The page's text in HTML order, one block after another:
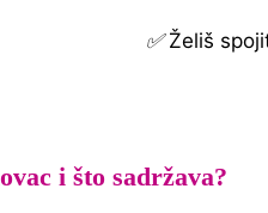
✅Želiš
i što sadržava?